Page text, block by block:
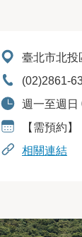
地址：臺北市北投
電話：(02)2861-
開放時間：
週一至週日
預約資訊：
【需預約】
相關連結